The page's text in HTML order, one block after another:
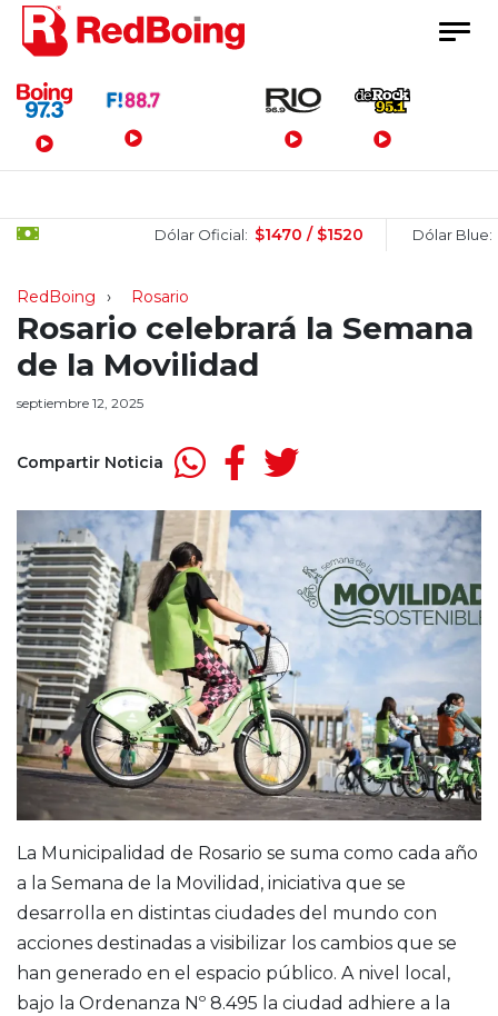
Menú Principal
Dólar Oficial: $1470 / $1520 Dólar Blue:
RedBoing Rosario
Rosario celebrará la Semana
de la Movilidad
septiembre 12, 2025
Compartir Noticia
La Municipalidad de Rosario se suma como cada año
a la Semana de la Movilidad, iniciativa que se
desarrolla en distintas ciudades del mundo con
acciones destinadas a visibilizar los cambios que se
han generado en el espacio público. A nivel local,
bajo la Ordenanza Nº 8.495 la ciudad adhiere a la